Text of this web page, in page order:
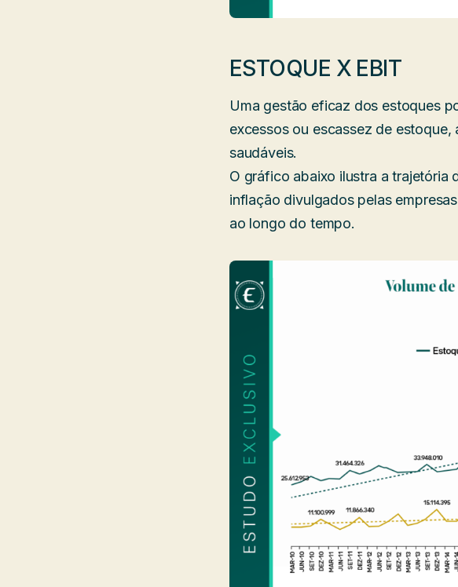
ESTOQUE X EBIT
Uma gestão eficaz dos estoques
excessos ou escassez de
saudáveis.
O gráfico abaixo ilustra a trajetória
inflação divulgados pelas
ao longo do tempo.